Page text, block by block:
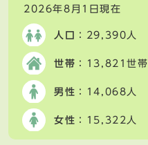
2026年8月1日現在
人口 ：29,390人
世帯 ：13,821世帯
男性 ：14,068人
女性 ：15,322人